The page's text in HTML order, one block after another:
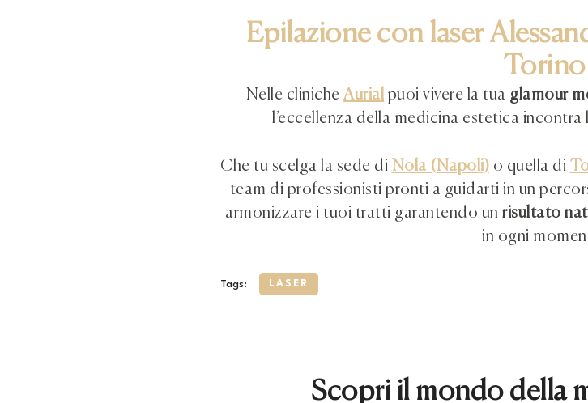
Epilazione con laser
Torino
Nelle clinicheAurial puoi vivere la tua glamour
l’eccellenza della medicina estetica incontra
Che tu scelga la sede di Nola (Napoli) o quella di
team di professionisti pronti a guidarti in un
armonizzare i tuoi tratti garantendo un risultato
in ogni
Tags: LASER
Scopri il mondo della